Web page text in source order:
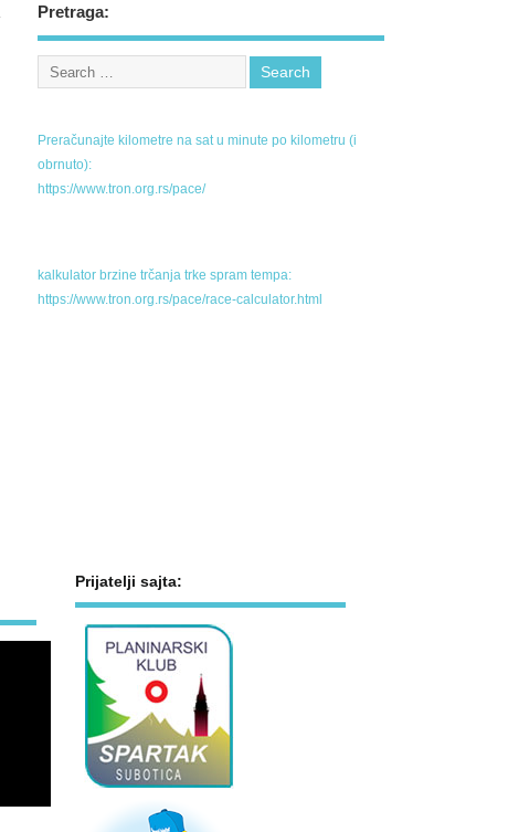
Pretraga:
Preračunajte kilometre na sat u minute po kilometru (i
obrnuto):
https://www.tron.org.rs/pace/
kalkulator brzine trčanja trke spram tempa:
https://www.tron.org.rs/pace/race-calculator.html
Prijatelji sajta: